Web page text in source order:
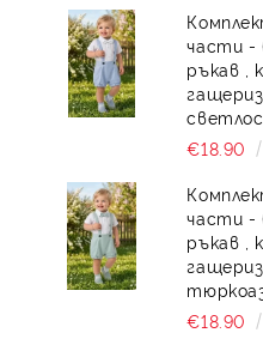
части -
ръкав ,
€18.90
части -
ръкав ,
€18.90